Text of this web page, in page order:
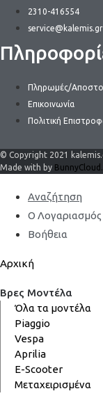
2310-416554
service@kalemis.gr
Πληρωμές/
Επικοινωνία
Πολιτική
© Copyright 2021
Made with by
Αναζήτηση
Ο
Βοήθεια
Αρχική
Βρες Μοντέλα
Όλα τα μοντέλα
Piaggio
Vespa
Aprilia
E-Scooter
Μεταχειρισμένα